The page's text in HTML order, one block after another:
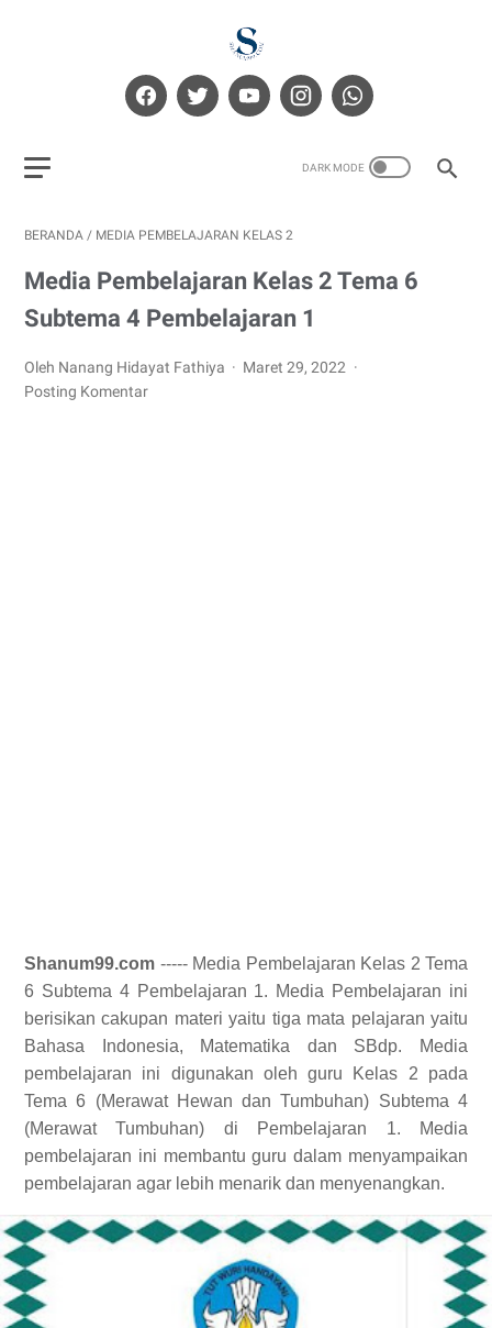
BERANDA / MEDIA PEMBELAJARAN KELAS 2
Media Pembelajaran Kelas 2 Tema 6
Subtema 4 Pembelajaran 1
Oleh Nanang Hidayat Fathiya
Maret 29, 2022
Posting Komentar
Shanum99.com ----- Media Pembelajaran Kelas 2 Tema
6 Subtema 4 Pembelajaran 1. Media Pembelajaran ini
berisikan cakupan materi yaitu tiga mata pelajaran yaitu
Bahasa Indonesia, Matematika dan SBdp. Media
pembelajaran ini digunakan oleh guru Kelas 2 pada
Tema 6 (Merawat Hewan dan Tumbuhan) Subtema 4
(Merawat Tumbuhan) di Pembelajaran 1. Media
pembelajaran ini membantu guru dalam menyampaikan
pembelajaran agar lebih menarik dan menyenangkan.